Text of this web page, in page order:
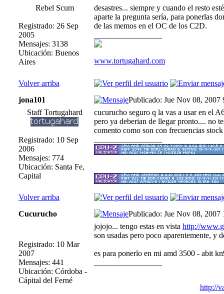
Rebel Scum
Registrado: 26 Sep
2005
Mensajes: 3138
Ubicación: Buenos
Aires
desastres... siempre y cuando el resto
aparte la pregunta sería, para ponerlas
de las memos en el OC de los C2D.
www.tortugahard.com
Volver arriba
jona101
Publicado: Jue Nov 08, 2007
Staff Tortugahard
Registrado: 10 Sep
2006
Mensajes: 774
Ubicación: Santa Fe,
Capital
cucurucho seguro q la vas a usar en el
pero ya deberian de llegar pronto.... no
comento como son con frecuencias
Volver arriba
Cucurucho
Publicado: Jue Nov 08, 2007
Registrado: 10 Mar
2007
Mensajes: 441
Ubicación: Córdoba -
Cápital del Ferné
jojojo... tengo estas en vista http://
son usadas pero poco aparentemente, y
es para ponerlo en mi amd 3500 - abit
http://